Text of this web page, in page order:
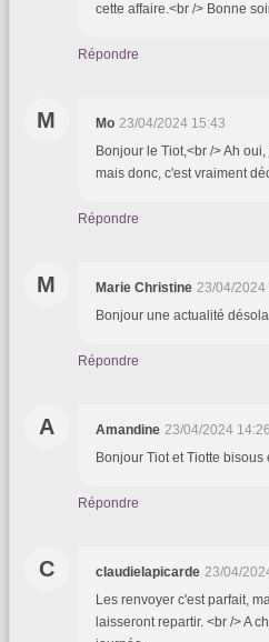
cette affaire.<br /> Bonne
Répondre
M Mo 23/04/2024 15:43
Bonjour le Tiot,<br /> Ah
mais donc, c'est vraiment
Répondre
M Marie Christine 23/04/2024
Bonjour une actualité
Répondre
A Amandine 23/04/2024 14:26
Bonjour Tiot et Tiotte bisous
Répondre
C claudielapicarde 23/04/
Les renvoyer c'est parfait,
laisseront repartir. <br /> A